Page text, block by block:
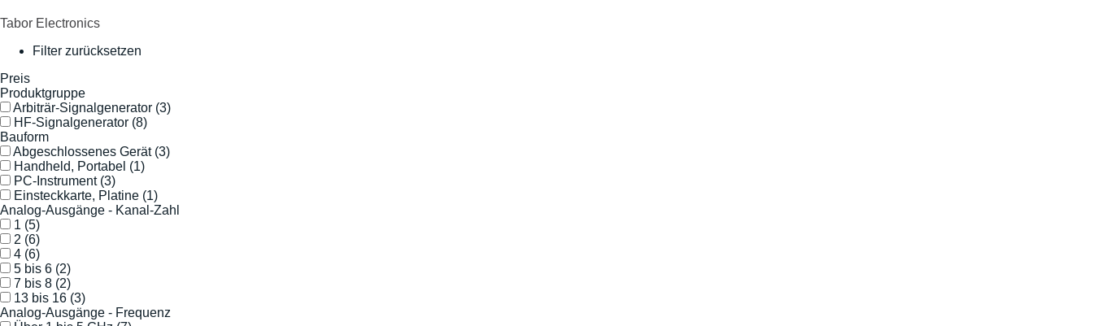
Tabor Electronics
Filter zurücksetzen
Preis
Produktgruppe
Arbiträr-Signalgenerator (3)
HF-Signalgenerator (8)
Bauform
Abgeschlossenes Gerät (3)
Handheld, Portabel (1)
PC-Instrument (3)
Einsteckkarte, Platine (1)
Analog-Ausgänge - Kanal-Zahl
1 (5)
2 (6)
4 (6)
5 bis 6 (2)
7 bis 8 (2)
13 bis 16 (3)
Analog-Ausgänge - Frequenz